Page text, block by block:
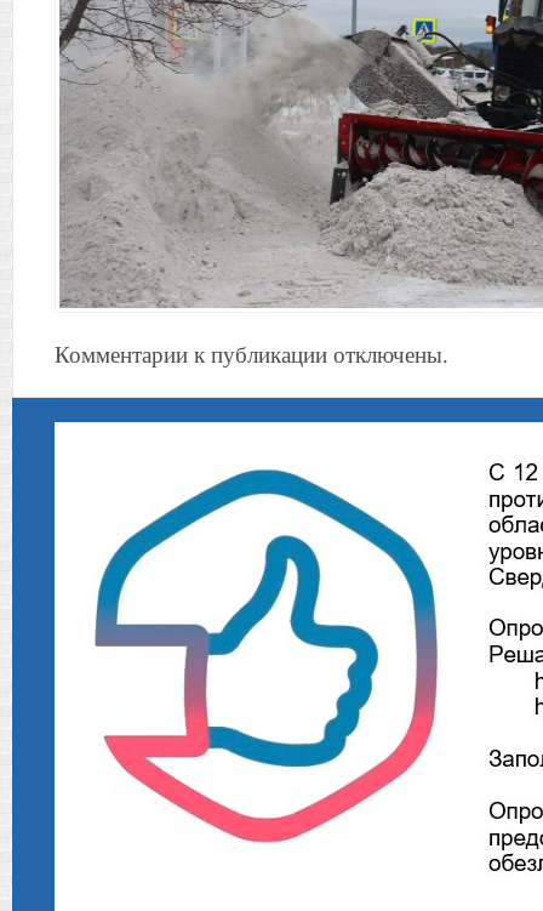
Комментарии к публикации отключены.